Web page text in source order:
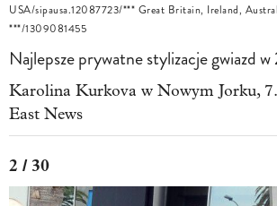
USA/sipausa.12087723/*** Great Britain, Ireland,
***/1309081455
Najlepsze prywatne stylizacje gwiazd
Karolina Kurkova w Nowym Jorku,
East News
2 / 30